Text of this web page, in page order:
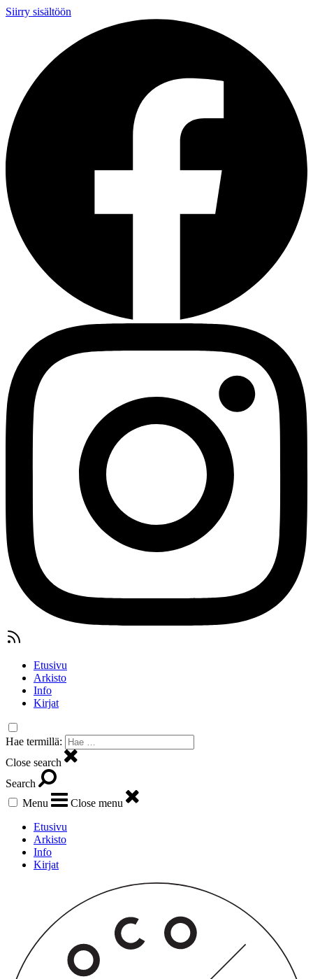
Siirry sisältöön
Etusivu
Arkisto
Info
Kirjat
Hae termillä:
Close search
Search
Menu
Close menu
Etusivu
Arkisto
Info
Kirjat